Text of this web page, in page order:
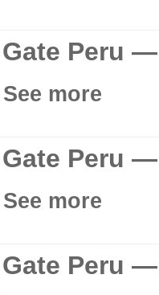
Gate Peru
See more
Gate Peru
See more
Gate Peru